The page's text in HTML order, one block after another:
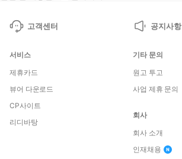
고객센터 공지사항
서비스
제휴카드
뷰어 다운로드
CP사이트
리디바탕
기타 문의
원고 투고
사업 제휴 문의
회사
회사 소개
인재채용